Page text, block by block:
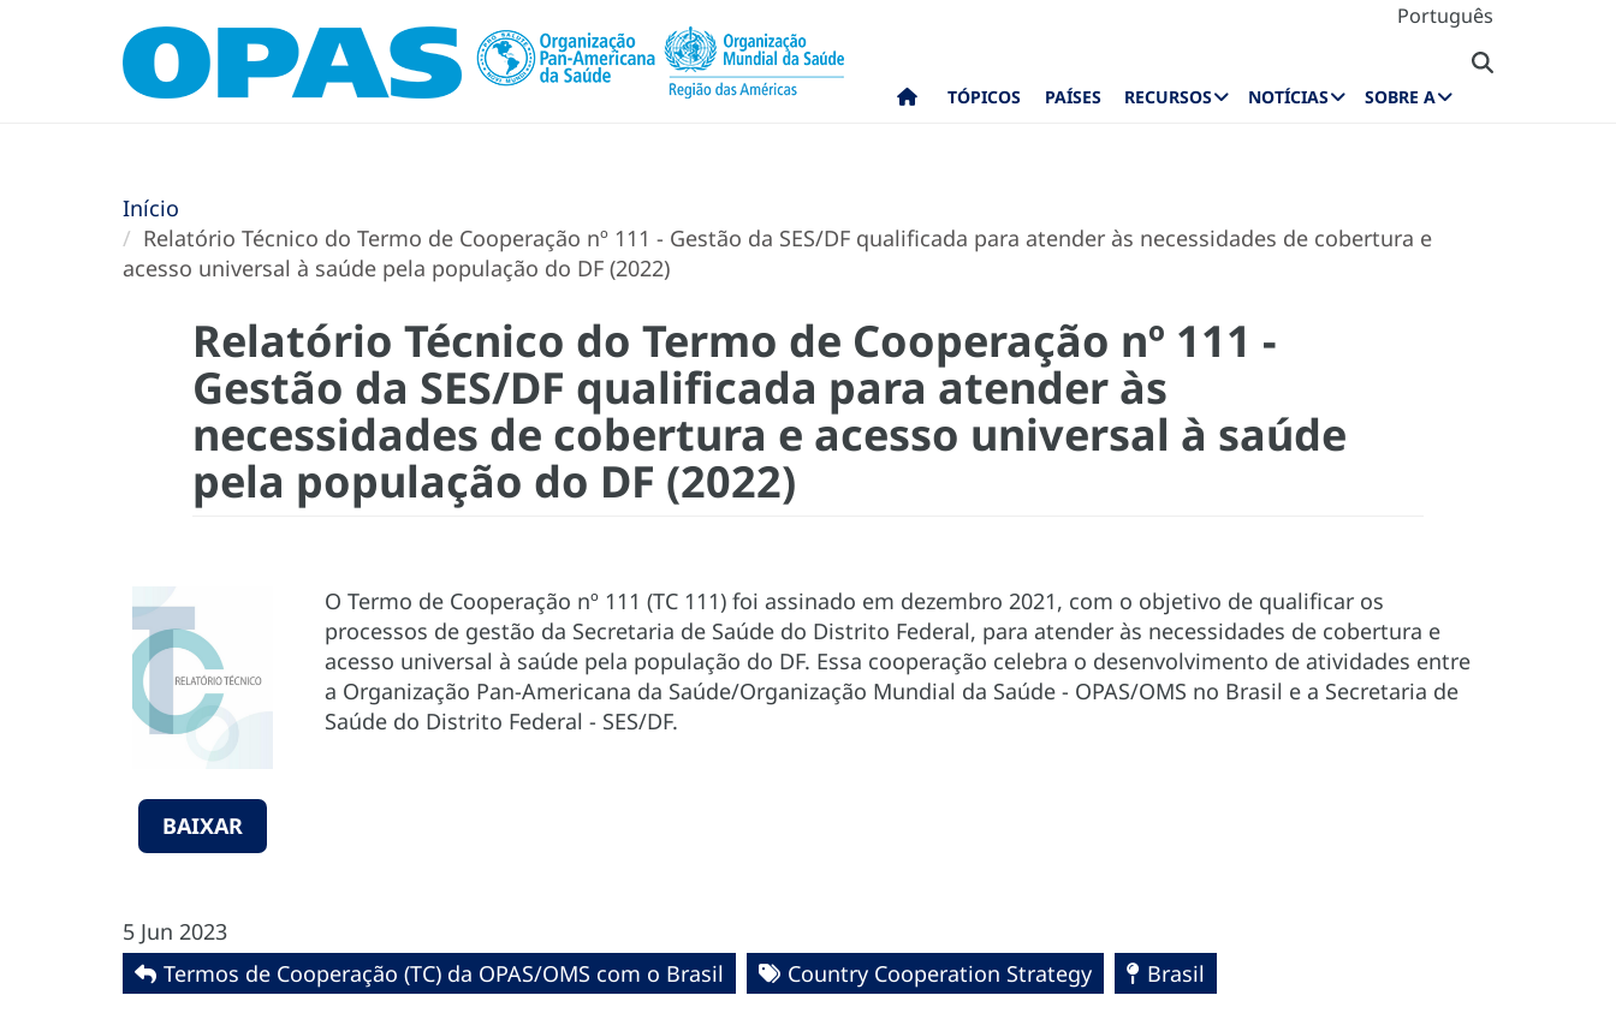
Português
TÓPICOS PAÍSES RECURSOS NOTÍCIAS SOBRE A
Início
Relatório Técnico do Termo de Cooperação nº 111 - Gestão da SES/DF qualificada para atender às necessidades de cobertura e
acesso universal à saúde pela população do DF (2022)
Relatório Técnico do Termo de Cooperação nº 111 -
Gestão da SES/DF qualificada para atender às
necessidades de cobertura e acesso universal à saúde
pela população do DF (2022)
BAIXAR
O Termo de Cooperação nº 111 (TC 111) foi assinado em dezembro 2021, com o objetivo de qualificar os
processos de gestão da Secretaria de Saúde do Distrito Federal, para atender às necessidades de cobertura e
acesso universal à saúde pela população do DF. Essa cooperação celebra o desenvolvimento de atividades entre
a Organização Pan-Americana da Saúde/Organização Mundial da Saúde - OPAS/OMS no Brasil e a Secretaria de
Saúde do Distrito Federal - SES/DF.
5 Jun 2023
Termos de Cooperação (TC) da OPAS/OMS com o Brasil
Country Cooperation Strategy Brasil